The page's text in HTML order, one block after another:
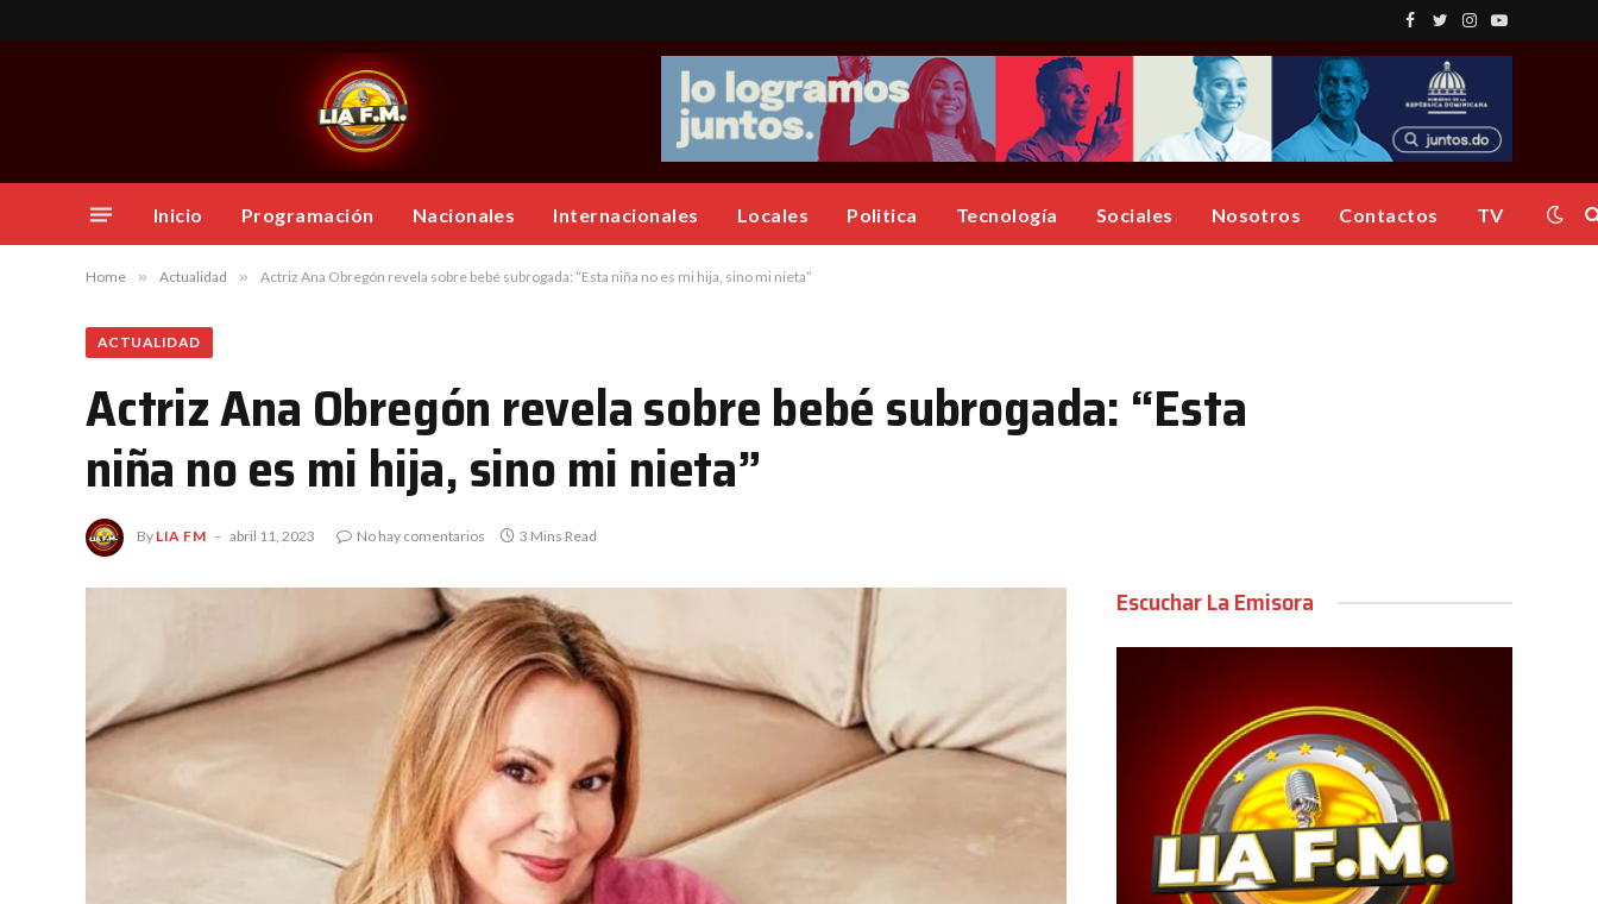
Facebook
TwitterInstagram
YouTube
Inicio Programación Nacionales Internacionales Locales Politica Tecnología Sociales Nosotros Contactos TV
Home » Actualidad » Actriz Ana Obregón revela sobre bebé subrogada: “Esta niña no es mi hija, sino mi nieta”
ACTUALIDAD
Actriz Ana Obregón revela sobre bebé subrogada: “Esta
niña no es mi hija, sino mi nieta”
By LIA FM abril 11, 2023 No hay comentarios 3 Mins Read
Escuchar La Emisora